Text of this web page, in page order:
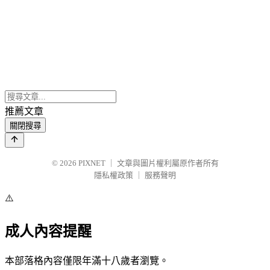
推薦文章
關閉搜尋
© 2026 PIXNET
文章與圖片權利屬原作者所有
隱私權政策
服務聲明
⚠️
成人內容提醒
本部落格內容僅限年滿十八歲者瀏覽。